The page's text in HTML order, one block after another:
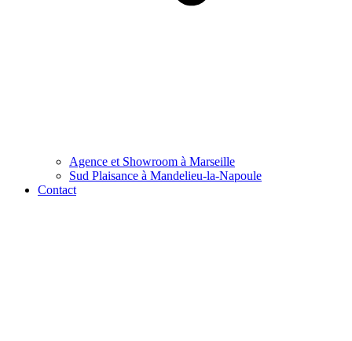
Agence et Showroom à Marseille
Sud Plaisance à Mandelieu-la-Napoule
Contact